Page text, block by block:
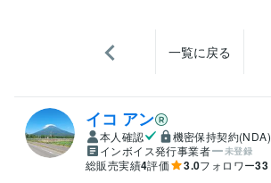
一覧に戻る
イコ アン
本人確認
機密保持契約(NDA)
インボイス発行事業者
未登録
総販売実績4評価 3.0フォロワー33